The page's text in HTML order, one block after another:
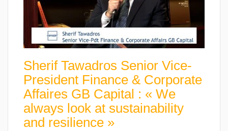
Sherif Tawadros Senior Vice-
President Finance & Corporate
Affaires GB Capital : « We
always look at sustainability
and resilience »